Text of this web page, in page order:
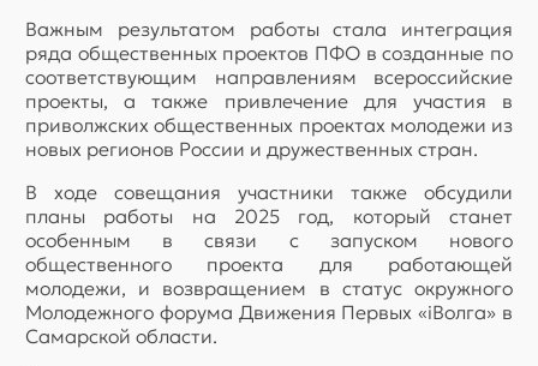
Важным результатом работы стала интеграция
ряда общественных проектов ПФО в созданные по
соответствующим направлениям всероссийские
проекты, а также привлечение для участия в
приволжских общественных проектах молодежи из
новых регионов России и дружественных стран.
В ходе совещания участники также обсудили
планы работы на 2025 год, который станет
особенным в связи с запуском нового
общественного проекта для работающей
молодежи, и возвращением в статус окружного
Молодежного форума Движения Первых «iВолга» в
Самарской области.